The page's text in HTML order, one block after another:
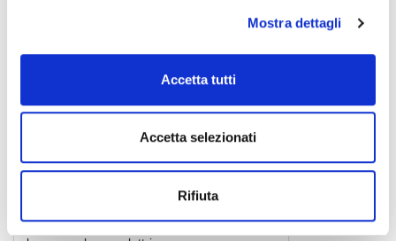
Mostra dettagli
Accetta tutti
Accetta selezionati
Rifiuta
J8